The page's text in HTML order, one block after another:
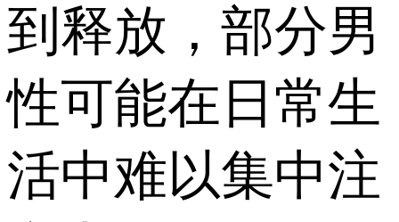
到释放，部分男
性可能在日常生
活中难以集中注